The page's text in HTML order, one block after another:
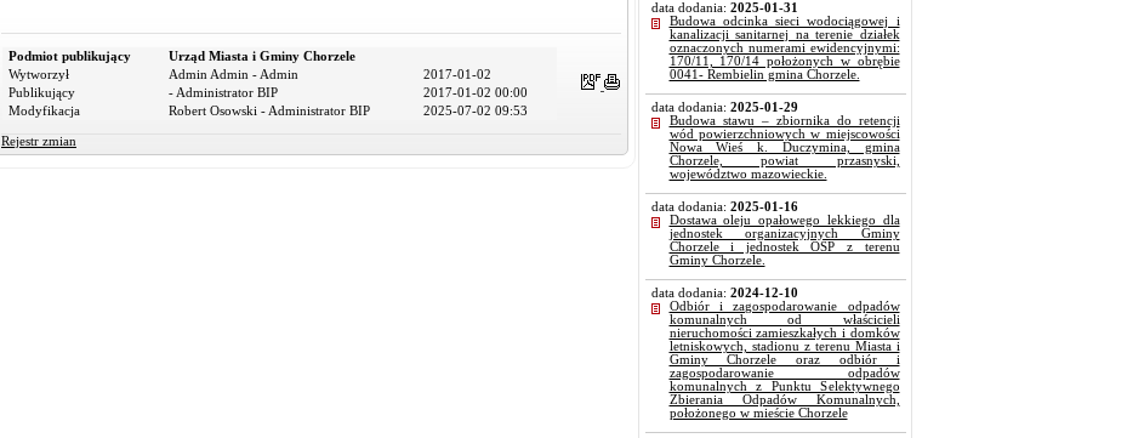
Podmiot publikujący
Urząd Miasta i Gminy Chorzele
Wytworzył
Admin Admin - Admin
2017-01-02
Publikujący
- Administrator BIP
2017-01-02 00:00
Modyfikacja
Robert Osowski - Administrator BIP 2025-07-02 09:53
Rejestr zmian
data dodania: 2025-01-31
Budowa odcinka sieci wodociągowej i
kanalizacji sanitarnej na terenie działek
oznaczonych numerami ewidencyjnymi:
170/11, 170/14 położonych w obrębie
0041- Rembielin gmina Chorzele.
data dodania: 2025-01-29
Budowa stawu – zbiornika do retencji
wód powierzchniowych w miejscowości
Nowa Wieś k. Duczymina, gmina
Chorzele, powiat przasnyski,
województwo mazowieckie.
data dodania: 2025-01-16
Dostawa oleju opałowego lekkiego dla
jednostek organizacyjnych Gminy
Chorzele i jednostek OSP z terenu
Gminy Chorzele.
data dodania: 2024-12-10
Odbiór i zagospodarowanie odpadów
komunalnych od właścicieli
nieruchomości zamieszkałych i domków
letniskowych, stadionu z terenu Miasta i
Gminy Chorzele oraz odbiór i
zagospodarowanie odpadów
komunalnych z Punktu Selektywnego
Zbierania Odpadów Komunalnych,
położonego w mieście Chorzele